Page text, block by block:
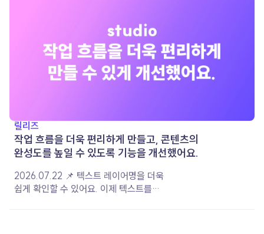
릴리즈
작업 흐름을 더욱 편리하게 만들고, 콘텐츠의
완성도를 높일 수 있도록 기능을 개선했어요.
2026.07.22 📌 텍스트 레이어명을 더욱
쉽게 확인할 수 있어요. 이제 텍스트를